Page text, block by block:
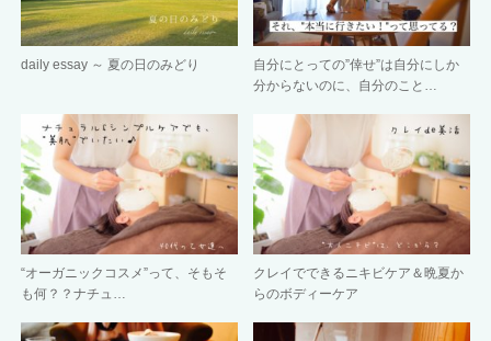
daily essay ～ 夏の日のみどり
自分にとっての”倖せ”は自分にしか
分からないのに、自分のこと…
“オーガニックコスメ”って、そもそ
も何？？ナチュ…
クレイでできるニキビケア＆晩夏か
らのボディーケア